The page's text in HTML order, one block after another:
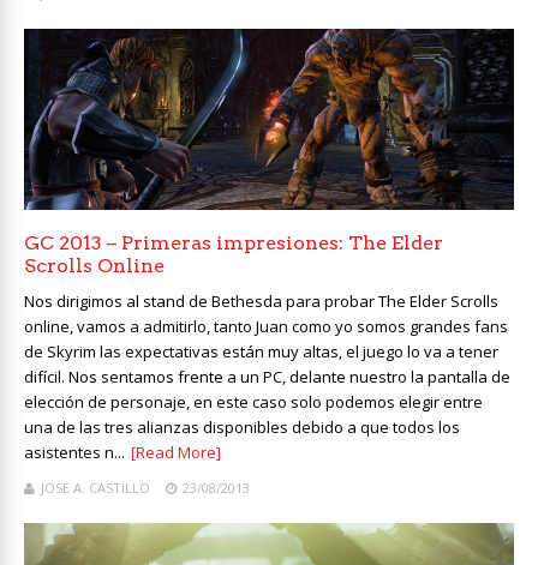
GC 2013 – Primeras impresiones: The Elder
Scrolls Online
Nos dirigimos al stand de Bethesda para probar The Elder Scrolls
online, vamos a admitirlo, tanto Juan como yo somos grandes fans
de Skyrim las expectativas están muy altas, el juego lo va a tener
difícil. Nos sentamos frente a un PC, delante nuestro la pantalla de
elección de personaje, en este caso solo podemos elegir entre
una de las tres alianzas disponibles debido a que todos los
asistentes n... [Read More]
JOSE A. CASTILLO 23/08/2013